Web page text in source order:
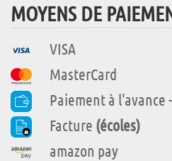
MOYENS DE
VISA
MasterCard
Paiement à l'avance
Facture (écoles)
amazon pay